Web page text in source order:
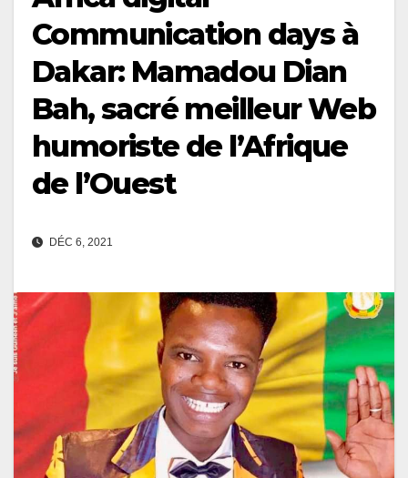
Communication days à
Dakar: Mamadou Dian
Bah, sacré meilleur Web
humoriste de l’Afrique
de l’Ouest
DÉC 6, 2021